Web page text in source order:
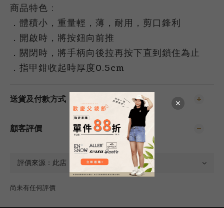
商品特色 :
．體積小，重量輕，薄，耐用，剪口鋒利
．開啟時，將按鈕向前推
．關閉時，將手柄向後拉再按下直到鎖住為止
． 指甲鉗收起時厚度0.5cm
送貨及付款方式
顧客評價
尚未有任何評價